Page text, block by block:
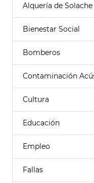
Alquería de Solache
Bienestar Social
Bomberos
Contaminación
Cultura
Educación
Empleo
Fallas